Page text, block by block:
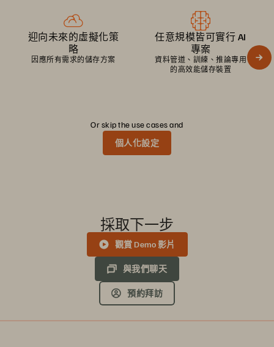
迎向未來的虛擬化策
略
因應所有需求的儲存方案
任意規模皆可實行 AI
專案
資料管道、訓練、推論專用
的高效能儲存裝置
Or skip the use cases and
個人化設定
採取下一步
觀賞 Demo 影片
與我們聊天
預約拜訪